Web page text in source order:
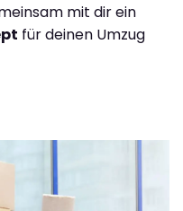
mit dir ein
für deinen Umzug